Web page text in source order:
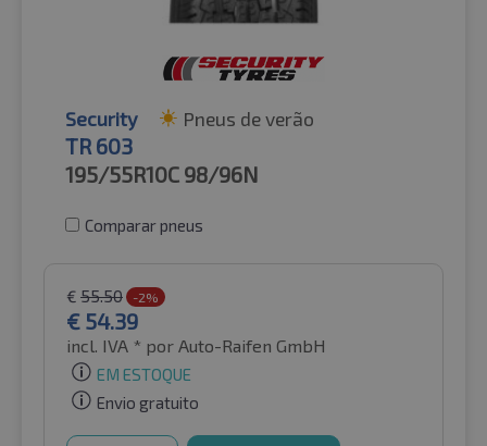
Security Pneus de verão
TR 603
195/55R10C 98/96N
Comparar pneus
€ 55.50 -2%
€ 54.39
incl. IVA * por Auto-Raifen GmbH
EM ESTOQUE
Envio gratuito